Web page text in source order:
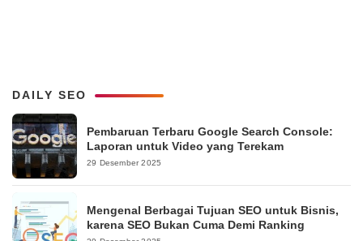
DAILY SEO
Pembaruan Terbaru Google Search Console:
Laporan untuk Video yang Terekam
29 Desember 2025
Mengenal Berbagai Tujuan SEO untuk Bisnis,
karena SEO Bukan Cuma Demi Ranking